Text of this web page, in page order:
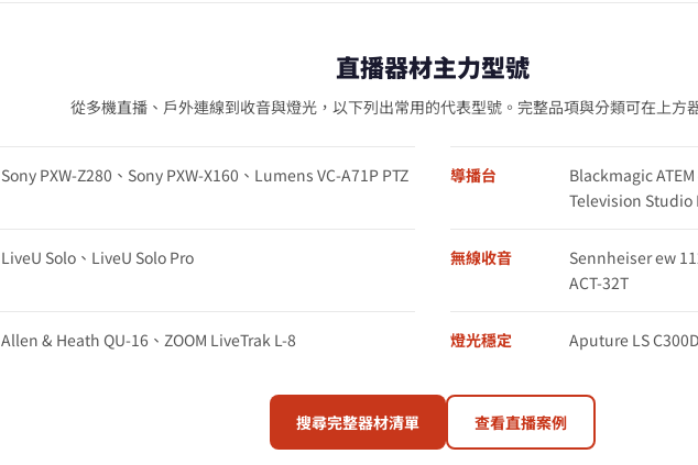
直播器材主力型號
從多機直播、戶外連線到收音與燈光，以下列出常用的代表型號。完整品項與分類可在上方
Sony PXW-Z280、Sony PXW-X160、Lumens VC-A71P PTZ 導播台
Blackmagic
Television Studio
LiveU Solo、LiveU Solo Pro 無線收音
Sennheiser ew
ACT-32T
Allen & Heath QU-16、ZOOM LiveTrak L-8 燈光穩定 Aputure LS
搜尋完整器材清單 查看直播案例